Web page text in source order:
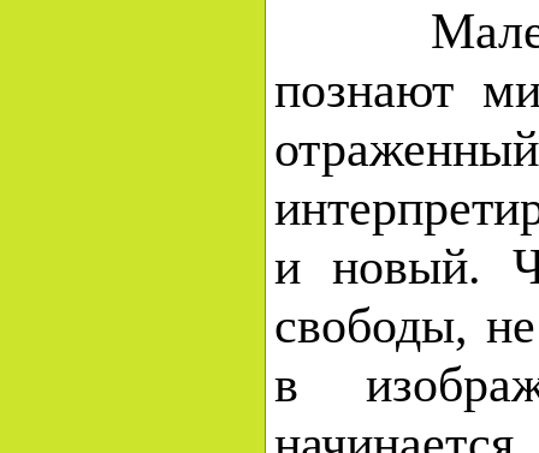
познают
и новый.
свободы,
в